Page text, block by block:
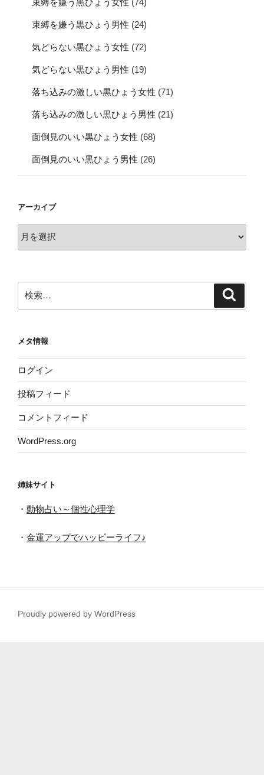
束縛を嫌う黒ひょう男性 (24)
気どらない黒ひょう女性 (72)
気どらない黒ひょう男性 (19)
落ち込みの激しい黒ひょう女性 (71)
落ち込みの激しい黒ひょう男性 (21)
面倒見のいい黒ひょう女性 (68)
面倒見のいい黒ひょう男性 (26)
アーカイブ
ー
索:
メタ情報
ログイン
投稿フィード
コメントフィード
WordPress.org
姉妹サイト
・ 動物占い～個性心理学
・ 金運アップでハッピーライフ♪
Proudly powered by WordPress